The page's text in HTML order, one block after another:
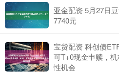
亚金配资 5月27日
7740元
宝货配资 科创债
可T+0现金申赎，
性机会